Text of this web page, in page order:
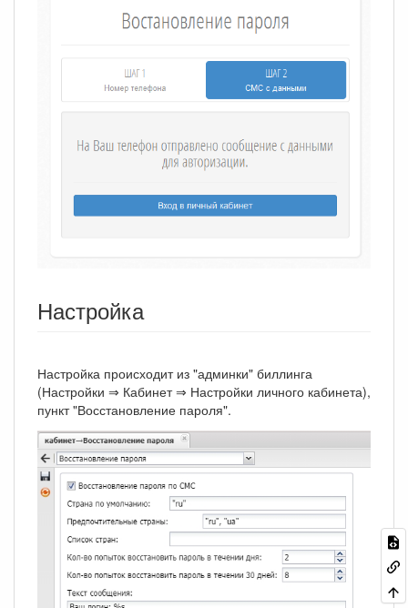
Настройка
Настройка происходит из "админки" биллинга
(Настройки ⇒ Кабинет ⇒ Настройки личного кабинета),
пункт "Восстановление пароля".